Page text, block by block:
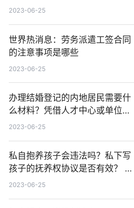
2023-06-25
世界热消息：劳务派遣工签合同
的注意事项是哪些
2023-06-25
办理结婚登记的内地居民需要什
么材料？凭借人才中心或单位的
证明可以办理结婚手续吗？
2023-06-25
私自抱养孩子会违法吗？私下写
孩子的抚养权协议是否有效？ 世
界滚动
2023-06-25